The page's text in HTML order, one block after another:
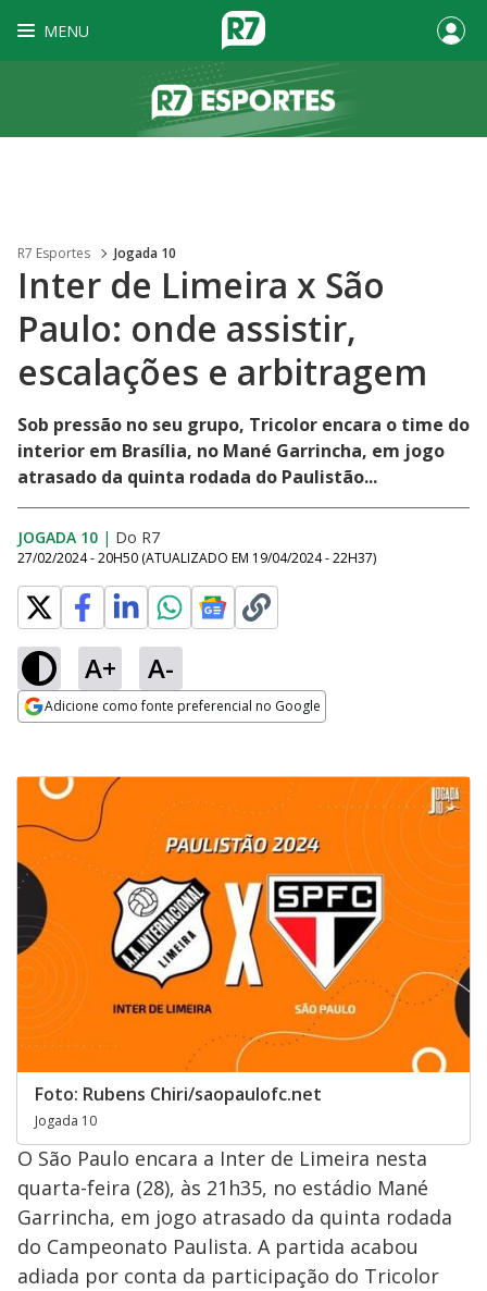
MENU
R7 Esportes Jogada 10
Inter de Limeira x São
Paulo: onde assistir,
escalações e arbitragem
Sob pressão no seu grupo, Tricolor encara o time do
interior em Brasília, no Mané Garrincha, em jogo
atrasado da quinta rodada do Paulistão...
JOGADA 10 | Do R7
27/02/2024 - 20H50 (ATUALIZADO EM 19/04/2024 - 22H37)
A+ A-
Adicione como fonte preferencial no Google
Foto: Rubens Chiri/saopaulofc.net
Jogada 10
O São Paulo encara a Inter de Limeira nesta
quarta-feira (28), às 21h35, no estádio Mané
Garrincha, em jogo atrasado da quinta rodada
do Campeonato Paulista. A partida acabou
adiada por conta da participação do Tricolor